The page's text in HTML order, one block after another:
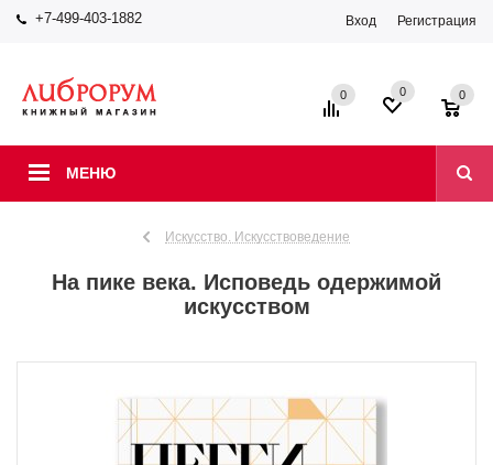
+7-499-403-1882 Вход Регистрация
МЕНЮ
0 0 0
Искусство. Искусствоведение
На пике века. Исповедь одержимой
искусством